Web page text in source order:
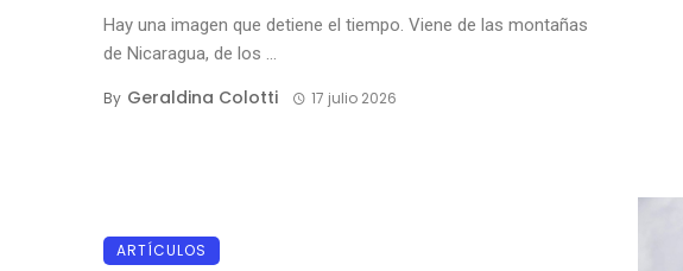
Hay una imagen que detiene el tiempo. Viene de las montañas
de Nicaragua, de los ...
By Geraldina Colotti 17 julio 2026
ARTÍCULOS